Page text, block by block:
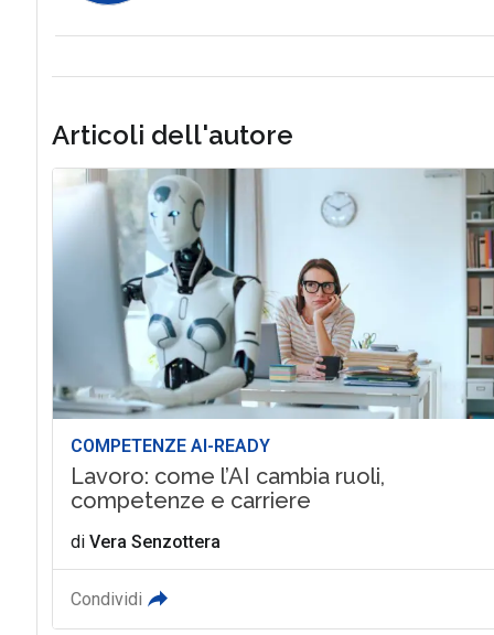
Articoli dell'autore
COMPETENZE AI-READY
Lavoro: come l’AI cambia ruoli,
competenze e carriere
di Vera Senzottera
Condividi